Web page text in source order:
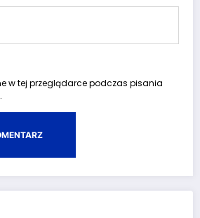
w tej przeglądarce podczas pisania